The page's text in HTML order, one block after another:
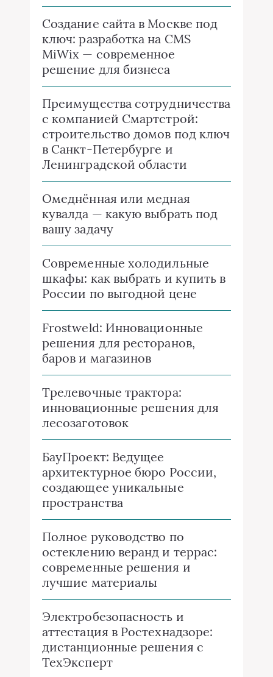
Создание сайта в Москве под
ключ: разработка на CMS
MiWix — современное
решение для бизнеса
Преимущества сотрудничества
с компанией Смартстрой:
строительство домов под ключ
в Санкт-Петербурге и
Ленинградской области
Омеднённая или медная
кувалда — какую выбрать под
вашу задачу
Современные холодильные
шкафы: как выбрать и купить в
России по выгодной цене
Frostweld: Инновационные
решения для ресторанов,
баров и магазинов
Трелевочные трактора:
инновационные решения для
лесозаготовок
БауПроект: Ведущее
архитектурное бюро России,
создающее уникальные
пространства
Полное руководство по
остеклению веранд и террас:
современные решения и
лучшие материалы
Электробезопасность и
аттестация в Ростехнадзоре:
дистанционные решения с
ТехЭксперт